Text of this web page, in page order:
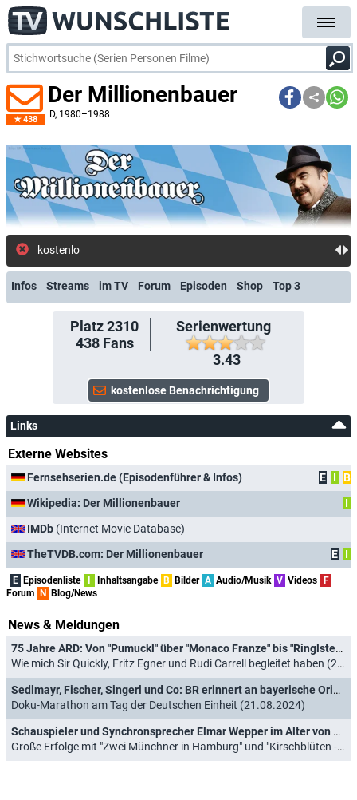
438
Der Millionenbauer
D, 1980–1988
kostenlose E-Ma
Infos Streams im TV Forum Episoden Shop Top 3
Platz 2310
438Fans
Serienwertung
3.43
Links
Externe Websites
Fernsehserien.de (Episodenführer & Infos) E I
B
Wikipedia: Der Millionenbauer
I
IMDb (Internet Movie Database)
TheTVDB.com: Der Millionenbauer
E I
E Episodenliste I Inhaltsangabe B Bilder A Audio/Musik V Videos F
Forum N Blog/News
News & Meldungen
75 Jahre ARD: Von "Pumuckl" über "Monaco Franze" bis "Ringlstetter"- Das reichhaltige TV-Kulturerbe des BR
Wie mich Sir Quickly, Fritz Egner und Rudi Carrell begleitet haben (24.05.2025)
Sedlmayr, Fischer, Singerl und Co: BR erinnert an bayerische Originale
Doku-Marathon am Tag der Deutschen Einheit (21.08.2024)
Schauspieler und Synchronsprecher Elmar Wepper im Alter von 79 Jahren gestorben
Große Erfolge mit "Zwei Münchner in Hamburg" und "Kirschblüten - Hanami" (31.10.2023)